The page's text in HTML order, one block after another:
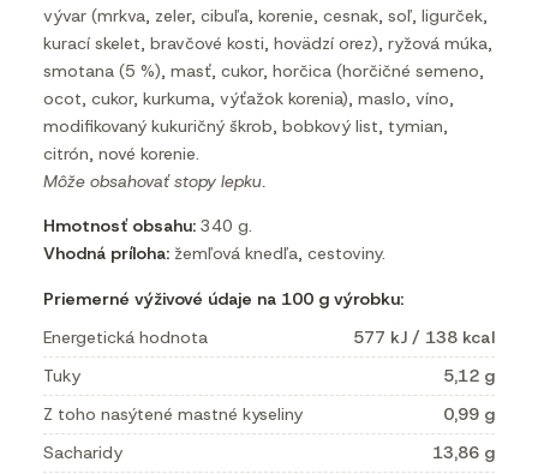
vývar (mrkva, zeler, cibuľa, korenie, cesnak, soľ, ligurček,
kurací skelet, bravčové kosti, hovädzí orez), ryžová múka,
smotana (5 %), masť, cukor, horčica (horčičné semeno,
ocot, cukor, kurkuma, výťažok korenia), maslo, víno,
modifikovaný kukuričný škrob, bobkový list, tymian,
citrón, nové korenie.
Môže obsahovať stopy lepku.
Hmotnosť obsahu: 340 g.
Vhodná príloha: žemľová knedľa, cestoviny.
Priemerné výživové údaje na 100 g výrobku:
Energetická hodnota
577 kJ / 138 kcal
Tuky
5,12 g
Z toho nasýtené mastné kyseliny
0,99 g
Sacharidy
13,86 g